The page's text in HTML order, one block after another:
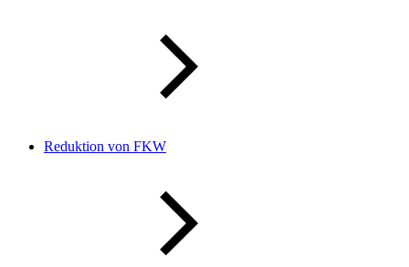
Reduktion von FKW